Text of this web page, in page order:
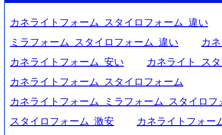
カネライトフォーム スタイロフォーム 違い
ミラフォーム スタイロフォーム 違い
カ
カネライトフォーム 安い
カネライト ス
カネライトフォーム スタイロフォーム
カネライトフォーム ミラフォーム スタイロ
スタイロフォーム 激安
カネライトフォ